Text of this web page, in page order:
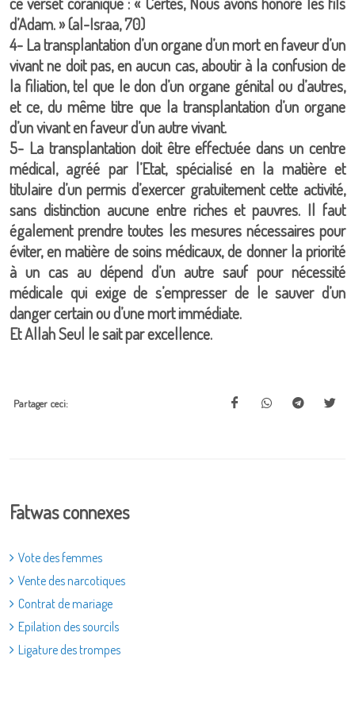
d’Adam. » (al-Israa, 70)
4- La transplantation d’un organe d’un mort en faveur d’un
vivant ne doit pas, en aucun cas, aboutir à la confusion de
la filiation, tel que le don d’un organe génital ou d’autres,
et ce, du même titre que la transplantation d’un organe
d’un vivant en faveur d’un autre vivant.
5- La transplantation doit être effectuée dans un centre
médical, agréé par l’Etat, spécialisé en la matière et
titulaire d’un permis d’exercer gratuitement cette activité,
sans distinction aucune entre riches et pauvres. Il faut
également prendre toutes les mesures nécessaires pour
éviter, en matière de soins médicaux, de donner la priorité
à un cas au dépend d’un autre sauf pour nécessité
médicale qui exige de s’empresser de le sauver d’un
danger certain ou d’une mort immédiate.
Et Allah Seul le sait par excellence.
Partager ceci:
Fatwas connexes
Vote des femmes
Vente des narcotiques
Contrat de mariage
Epilation des sourcils
Ligature des trompes